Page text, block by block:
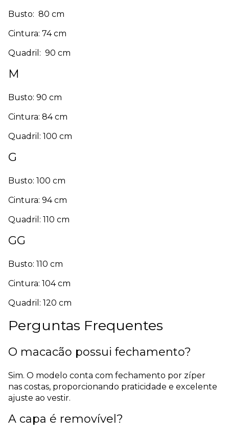
Busto: 80 cm
Cintura: 74 cm
Quadril: 90 cm
M
Busto: 90 cm
Cintura: 84 cm
Quadril: 100 cm
G
Busto: 100 cm
Cintura: 94 cm
Quadril: 110 cm
GG
Busto: 110 cm
Cintura: 104 cm
Quadril: 120 cm
Perguntas Frequentes
O macacão possui fechamento?
Sim. O modelo conta com fechamento por zíper
nas costas, proporcionando praticidade e excelente
ajuste ao vestir.
A capa é removível?